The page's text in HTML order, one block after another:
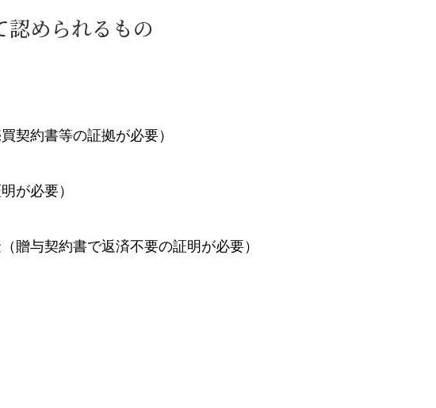
認められるもの
契約書等の証拠が必要）
が必要）
贈与契約書で返済不要の証明が必要）